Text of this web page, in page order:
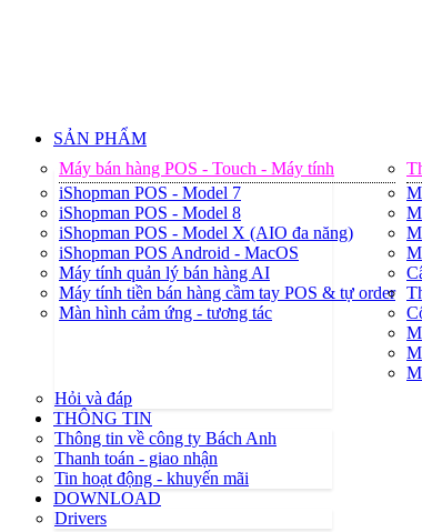
SẢN PHẨM
Máy bán hàng POS - Touch - Máy tính
iShopman POS - Model 7
iShopman POS - Model 8
iShopman POS - Model X (AIO đa năng)
iShopman POS Android - MacOS
Máy tính quản lý bán hàng AI
Máy tính tiền bán hàng cầm tay POS & tự order
Màn hình cảm ứng - tương tác
Hỏi và đáp
THÔNG TIN
Thông tin về công ty Bách Anh
Thanh toán - giao nhận
Tin hoạt động - khuyến mãi
DOWNLOAD
Drivers